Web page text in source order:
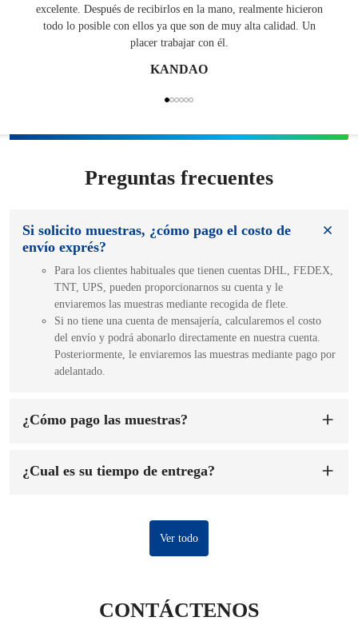
excelente. Después de recibirlos en la mano, realmente hicieron
todo lo posible con ellos ya que son de muy alta calidad. Un
placer trabajar con él.
KANDAO
Preguntas frecuentes
Si solicito muestras, ¿cómo pago el costo de
envío exprés?
Para los clientes habituales que tienen cuentas DHL, FEDEX,
TNT, UPS, pueden proporcionarnos su cuenta y le
enviaremos las muestras mediante recogida de flete.
Si no tiene una cuenta de mensajería, calcularemos el costo
del envío y podrá abonarlo directamente en nuestra cuenta.
Posteriormente, le enviaremos las muestras mediante pago por
adelantado.
¿Cómo pago las muestras?
El tiempo de preparación de las muestras es de 1 a 7 días
¿Cual es su tiempo de entrega?
Ver todo
CONTÁCTENOS